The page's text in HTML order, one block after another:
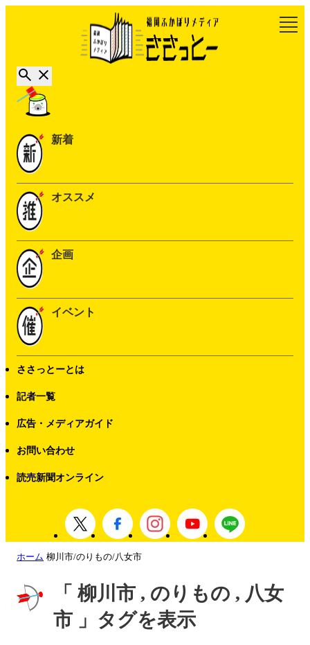
新着
オススメ
企画
イベント
ささっとーとは
記者一覧
広告・メディアガイド
お問い合わせ
読売新聞オンライン
ホーム 柳川市/のりもの/八女市
「 柳川市 , のりもの , 八女
市 」タグを表示